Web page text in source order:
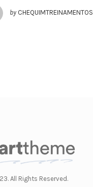
by CHEQUIMTREINAMENTOS
All Rights Reserved.